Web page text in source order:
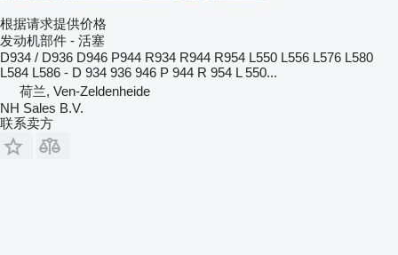
根据请求提供价格
发动机部件 - 活塞
D934 / D936 D946 P944 R934 R944 R954 L550 L556 L576 L580
L584 L586 - D 934 936 946 P 944 R 954 L 550...
荷兰, Ven-Zeldenheide
NH Sales B.V.
联系卖方